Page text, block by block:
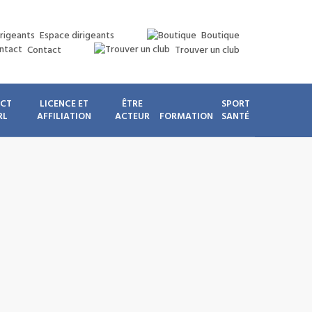
Espace dirigeants
Boutique
Contact
Trouver un club
LICENCE ET
AFFILIATION
ÊTRE
ACTEUR
FORMATION
SPORT
SANTÉ